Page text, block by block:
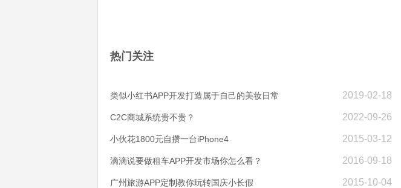
热门关注
2019-02-18
类似小红书APP开发打造属于自己的美妆日常
2022-09-26
C2C商城系统贵不贵？
2015-03-12
小伙花1800元自攒一台iPhone4
2016-09-18
滴滴说要做租车APP开发市场你怎么看？
2015-10-04
广州旅游APP定制教你玩转国庆小长假